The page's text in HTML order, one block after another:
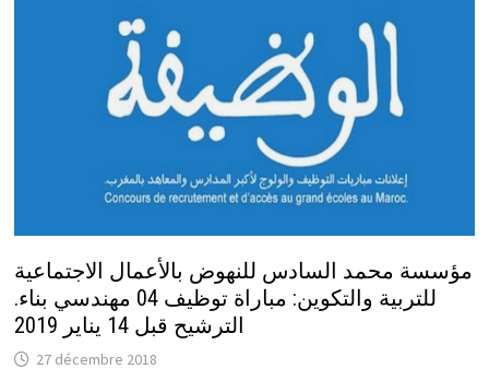
مؤسسة محمد السادس للنهوض بالأعمال الاجتماعية
للتربية والتكوين: مباراة توظيف 04 مهندسي بناء.
الترشيح قبل 14 يناير 2019
27 décembre 2018